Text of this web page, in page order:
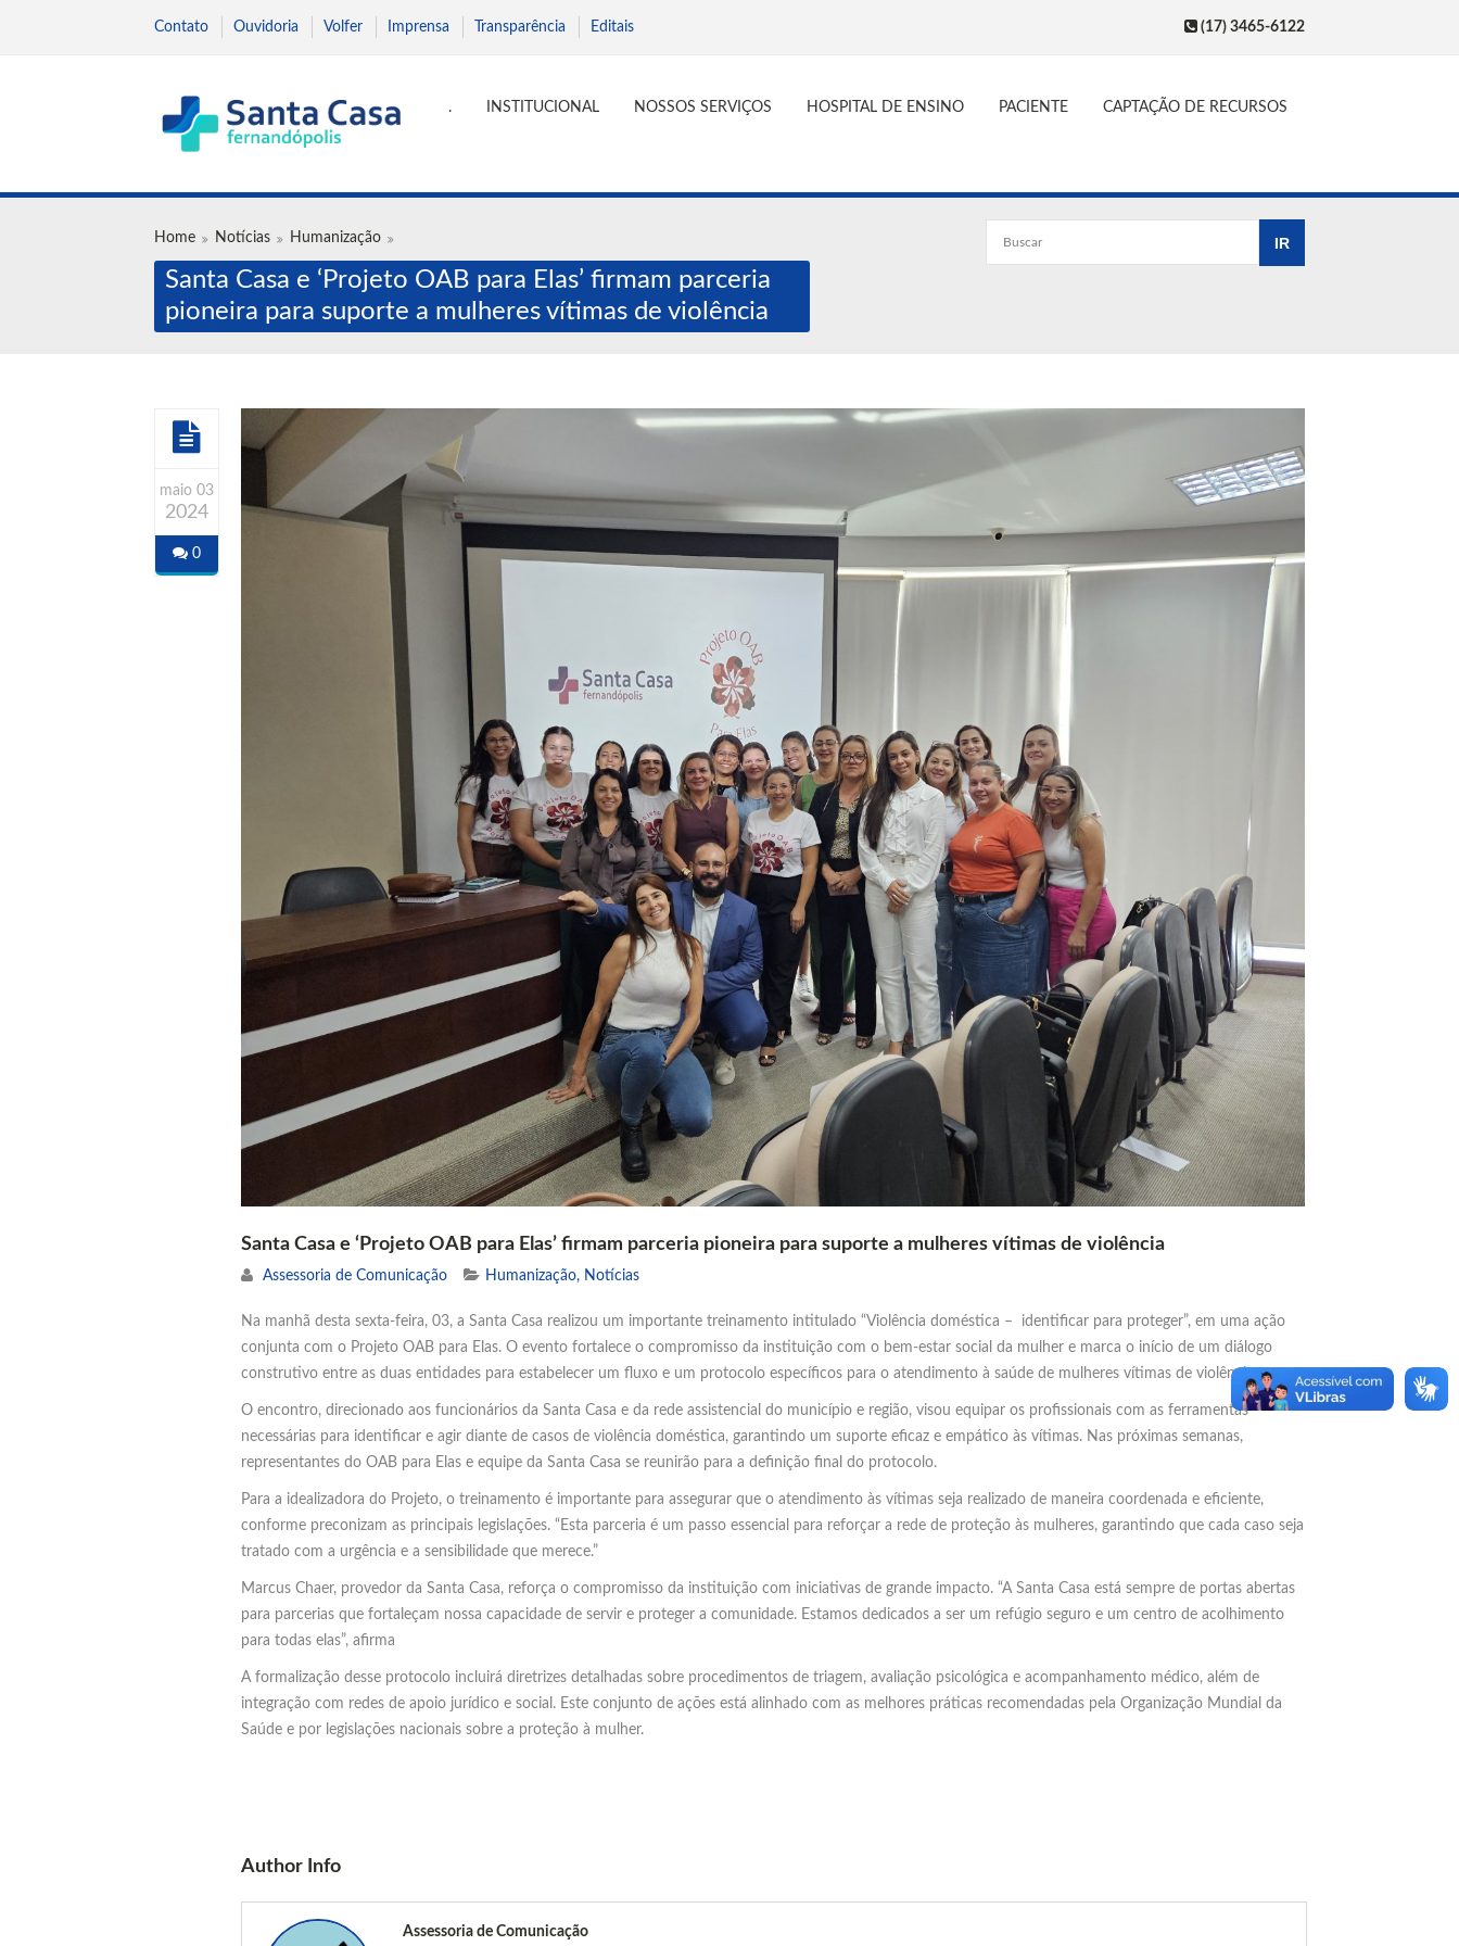
Contato Ouvidoria Volfer Imprensa Transparência Editais (17) 3465-6122
. INSTITUCIONAL NOSSOS SERVIÇOS HOSPITAL DE ENSINO PACIENTE CAPTAÇÃO DE RECURSOS
Home Notícias Humanização
Santa Casa e ‘Projeto OAB para Elas’ firmam parceria
pioneira para suporte a mulheres vítimas de violência
maio 03
2024
0
Santa Casa e ‘Projeto OAB para Elas’ firmam parceria pioneira para suporte a mulheres vítimas de violência
Assessoria de Comunicação Humanização, Notícias
Na manhã desta sexta-feira, 03, a Santa Casa realizou um importante treinamento intitulado “Violência doméstica – identificar para proteger”, em uma ação
conjunta com o Projeto OAB para Elas. O evento fortalece o compromisso da instituição com o bem-estar social da mulher e marca o início de um diálogo
construtivo entre as duas entidades para estabelecer um fluxo e um protocolo específicos para o atendimento à saúde de mulheres vítimas de violência.
O encontro, direcionado aos funcionários da Santa Casa e da rede assistencial do município e região, visou equipar os profissionais com as ferramentas
necessárias para identificar e agir diante de casos de violência doméstica, garantindo um suporte eficaz e empático às vítimas. Nas próximas semanas,
representantes do OAB para Elas e equipe da Santa Casa se reunirão para a definição final do protocolo.
Para a idealizadora do Projeto, o treinamento é importante para assegurar que o atendimento às vítimas seja realizado de maneira coordenada e eficiente,
conforme preconizam as principais legislações. “Esta parceria é um passo essencial para reforçar a rede de proteção às mulheres, garantindo que cada caso seja
tratado com a urgência e a sensibilidade que merece.”
Marcus Chaer, provedor da Santa Casa, reforça o compromisso da instituição com iniciativas de grande impacto. “A Santa Casa está sempre de portas abertas
para parcerias que fortaleçam nossa capacidade de servir e proteger a comunidade. Estamos dedicados a ser um refúgio seguro e um centro de acolhimento
para todas elas”, afirma
A formalização desse protocolo incluirá diretrizes detalhadas sobre procedimentos de triagem, avaliação psicológica e acompanhamento médico, além de
integração com redes de apoio jurídico e social. Este conjunto de ações está alinhado com as melhores práticas recomendadas pela Organização Mundial da
Saúde e por legislações nacionais sobre a proteção à mulher.
Author Info
Assessoria de Comunicação